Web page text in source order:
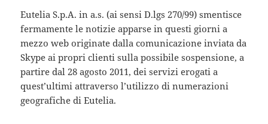
Eutelia S.p.A. in a.s. (ai sensi D.lgs 270/99) smentisce
fermamente le notizie apparse in questi giorni a
mezzo web originate dalla comunicazione inviata da
Skype ai propri clienti sulla possibile sospensione, a
partire dal 28 agosto 2011, dei servizi erogati a
quest’ultimi attraverso l’utilizzo di numerazioni
geografiche di Eutelia.